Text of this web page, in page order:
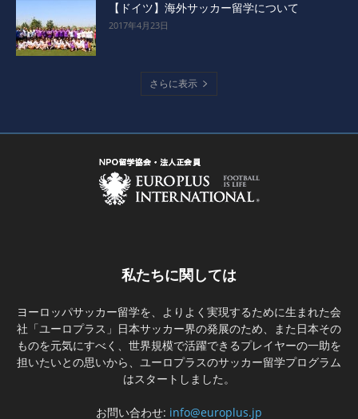
【ドイツ】海外サッカー留学について
2017年4月23日
さらに表示
私たちに関しては
ヨーロッパサッカー留学を、よりよく実現するために生まれた会
社「ユーロプラス」日本サッカー界の発展のため、また日本その
ものを元気にすべく、世界規模で活躍できるプレイヤーの一助を
担いたいとの思いから、ユーロプラスのサッカー留学プログラム
はスタートしました。
お問い合わせ: info@europlus.jp